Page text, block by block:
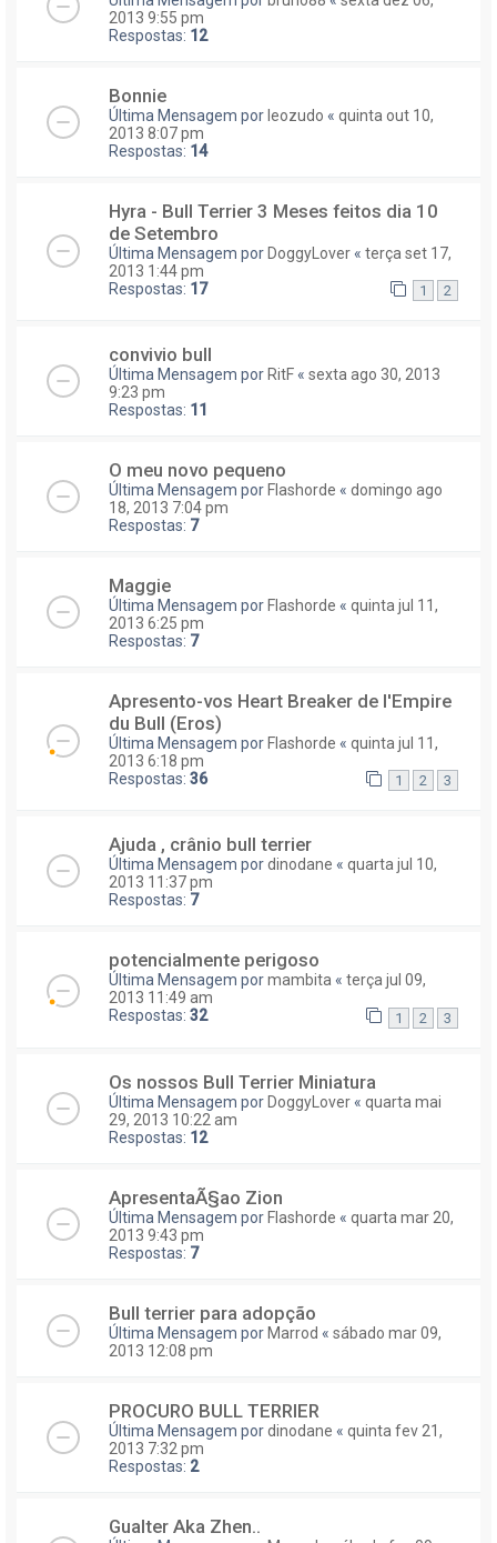
2013 9:55 pm
Respostas: 12
Bonnie
Última Mensagem por leozudo « quinta out 10,
2013 8:07 pm
Respostas: 14
Hyra - Bull Terrier 3 Meses feitos dia 10
de Setembro
Última Mensagem por DoggyLover « terça set 17,
2013 1:44 pm
Respostas: 17 1 2
convivio bull
Última Mensagem por RitF « sexta ago 30, 2013
9:23 pm
Respostas: 11
O meu novo pequeno
Última Mensagem por Flashorde « domingo ago
18, 2013 7:04 pm
Respostas: 7
Maggie
Última Mensagem por Flashorde « quinta jul 11,
2013 6:25 pm
Respostas: 7
Apresento-vos Heart Breaker de l'Empire
du Bull (Eros)
Última Mensagem por Flashorde « quinta jul 11,
2013 6:18 pm
Respostas: 36 1 2 3
Ajuda , crânio bull terrier
Última Mensagem pordinodane « quarta jul 10,
2013 11:37 pm
Respostas: 7
potencialmente perigoso
Última Mensagem pormambita « terça jul 09,
2013 11:49 am
Respostas: 32 1 2 3
Os nossos Bull Terrier Miniatura
Última Mensagem porDoggyLover « quarta mai
29, 2013 10:22 am
Respostas: 12
ApresentaÃ§ao Zion
Última Mensagem porFlashorde « quarta mar 20,
2013 9:43 pm
Respostas: 7
Bull terrier para adopção
Última Mensagem porMarrod « sábado mar 09,
2013 12:08 pm
PROCURO BULL TERRIER
Última Mensagem pordinodane « quinta fev 21,
2013 7:32 pm
Respostas: 2
Gualter Aka Zhen..